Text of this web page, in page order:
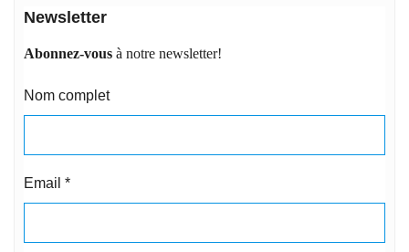
Newsletter
Abonnez-vous à notre newsletter!
Nom complet
Email *